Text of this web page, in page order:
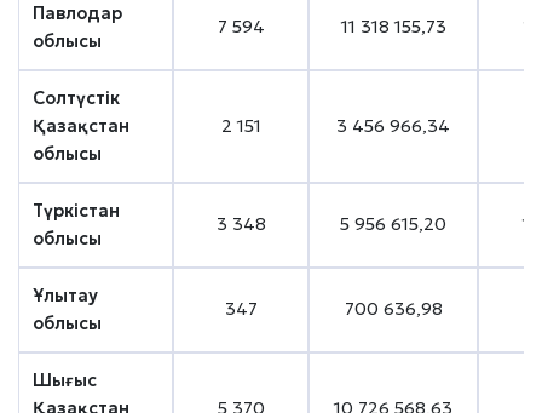
Павлодар
облысы
7 594 11 318 155,73
Солтүстік
Қазақстан
облысы
2 151 3 456 966,34
Түркістан
облысы
3 348 5 956 615,20 1
Ұлытау
облысы
347 700 636,98
Шығыс
Қазақстан
5 370 10 726 568,63